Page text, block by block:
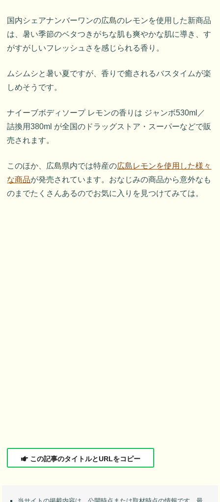
国内シェアナンバーワンの広島のレモンを使用した新商品
は、暑い季節のベタつきがちな肌も爽やかな肌に導き、す
がすがしいフレッシュさを感じられる香り。
ムシムシと暑い夏ですが、香りで癒されるバスタイムが楽
しめそうです。
ナイーブボディソープ レモンの香りは ジャンボ530ml／
詰換用380ml が全国のドラッグストア・スーパーなどで販
売されます。
このほか、広島県内では特産の広島レモンを使用した様々
な商品が発売されています。おなじみの商品から意外なも
のまでたくさんあるのでお気に入りを見つけてみては。
この記事のタイトルとURLをコピー